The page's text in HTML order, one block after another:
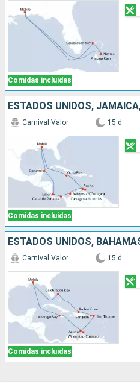
Comidas incluidas
Comidas incluidas
Carnival Valor 15 d
Comidas incluidas
Carnival Valor 15 d